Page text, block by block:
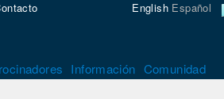
English Español
Información Comunidad